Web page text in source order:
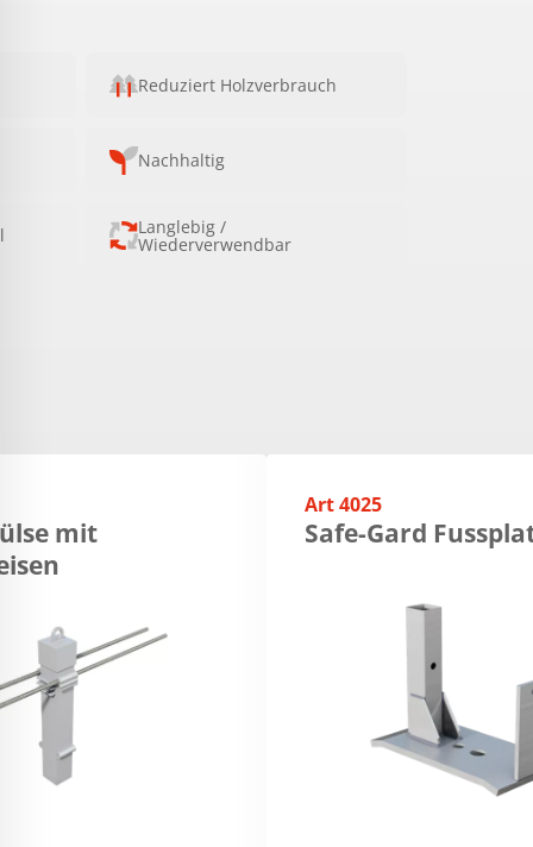
Reduziert Holzverbrauch
Nachhaltig
Langlebig /
Wiederverwendbar
mit
Art 4025
Safe-Gard